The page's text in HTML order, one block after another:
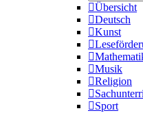
Übersicht
Deutsch
Kunst


Musik
Religion

Sport